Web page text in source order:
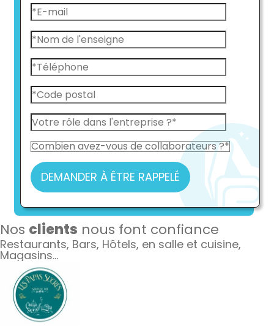
DEMANDER À ÊTRE RAPPELÉ
Nos clients nous font confiance
Restaurants, Bars, Hôtels, en salle et cuisine,
Magasins…